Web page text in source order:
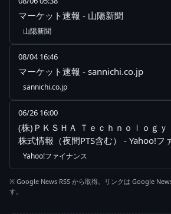
マーケット速報 - 山陽新聞
山陽新聞
08/04 16:46
マーケット速報 - sannichi.co.jp
sannichi.co.jp
06/26 16:00
(株)ＰＫＳＨＡ Ｔｅｃｈｎｏｌｏｇｙ
株式情報（夜間PTS含む） - Yahoo!フ
Yahoo!ファイナンス
※ Google News RSS から取得。リンクは Google
す。